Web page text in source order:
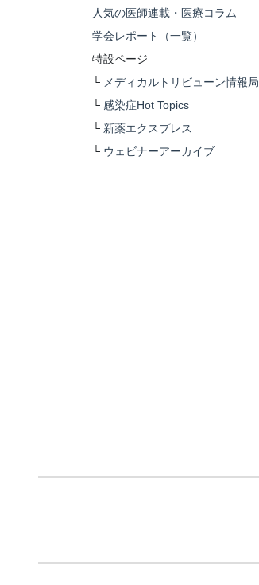
人気の医師連載・医療コラム
学会レポート（一覧）
特設ページ
└ メディカルトリビューン情報局
└ 感染症Hot Topics
└ 新薬エクスプレス
└ ウェビナーアーカイブ